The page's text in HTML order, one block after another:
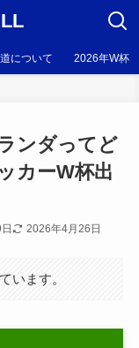
について 2026年W杯
ンダってど
カーW杯出
2026年4月26日
います。